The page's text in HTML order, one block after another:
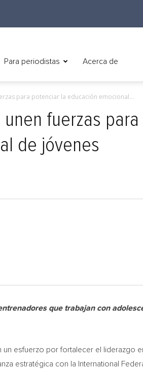
Para periodistas Acerca de
para potenciar la educación emocional...
unen fuerzas para
de jóvenes
que trabajan con
un esfuerzo por fortalecer el liderazgo
estratégica con la International